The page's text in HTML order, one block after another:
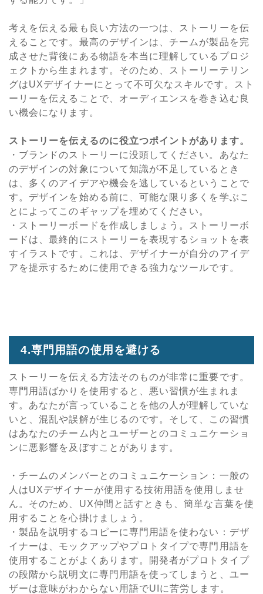
考えを伝える最も良い方法の一つは、ストーリーを伝
えることです。最高のデザインは、チームが製品を完
成させた背後にある物語を本当に理解しているプロジ
ェクトから生まれます。そのため、ストーリーテリン
グはUXデザイナーにとって不可欠なスキルです。スト
ーリーを伝えることで、オーディエンスを巻き込む良
い機会になります。
ストーリーを伝えるのに役立つポイントがあります。
・ブランドのストーリーに没頭してください。あなた
のデザインの対象について知識が不足しているとき
は、多くのアイデアや機会を逃しているということで
す。デザインを始める前に、可能な限り多くを学ぶこ
とによってこのギャップを埋めてください。
・ストーリーボードを作成しましょう。ストーリーボ
ードは、最終的にストーリーを表現するショットを表
すイラストです。これは、デザイナーが自分のアイデ
アを提示するために使用できる強力なツールです。
4.専門用語の使用を避ける
ストーリーを伝える方法そのものが非常に重要です。
専門用語ばかりを使用すると、悪い習慣が生まれま
す。あなたが言っていることを他の人が理解していな
いと、混乱や誤解が生じるのです。そして、この習慣
はあなたのチーム内とユーザーとのコミュニケーショ
ンに悪影響を及ぼすことがあります。
・チームのメンバーとのコミュニケーション：一般の
人はUXデザイナーが使用する技術用語を使用しませ
ん。そのため、UX仲間と話すときも、簡単な言葉を使
用することを心掛けましょう。
・製品を説明するコピーに専門用語を使わない：デザ
イナーは、モックアップやプロトタイプで専門用語を
使用することがよくあります。開発者がプロトタイプ
の段階から説明文に専門用語を使ってしまうと、ユー
ザーは意味がわからない用語でUIに苦労します。